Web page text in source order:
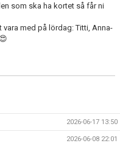
som ska ha kortet så får ni
med på lördag: Titti, Anna-
2026-06-17 13:50
2026-06-08 22:01